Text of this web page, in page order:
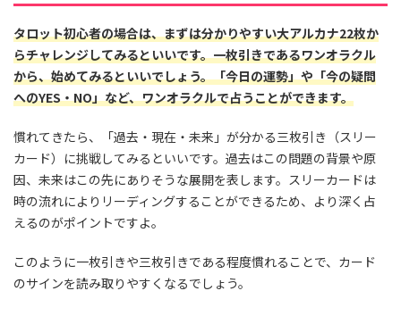
タロット初心者の場合は、まずは分かりやすい大アルカナ22枚か
らチャレンジしてみるといいです。一枚引きであるワンオラクル
から、始めてみるといいでしょう。「今日の運勢」や「今の疑問
へのYES・NO」など、ワンオラクルで占うことができます。
慣れてきたら、「過去・現在・未来」が分かる三枚引き（スリー
カード）に挑戦してみるといいです。過去はこの問題の背景や原
因、未来はこの先にありそうな展開を表します。スリーカードは
時の流れによりリーディングすることができるため、より深く占
えるのがポイントですよ。
このように一枚引きや三枚引きである程度慣れることで、カード
のサインを読み取りやすくなるでしょう。